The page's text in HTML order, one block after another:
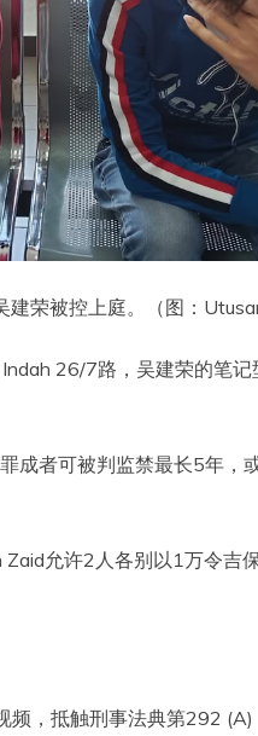
荣被控上庭。（图：
26/7路，吴建荣的笔
成者可被判监禁最长5年，
允许2人各别以1万令吉
频，抵触刑事法典第292